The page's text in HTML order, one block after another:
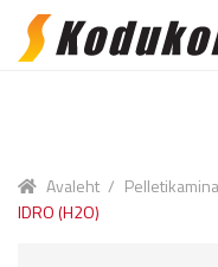
Skip
Skip
Avaleht /
IDRO (H2O)